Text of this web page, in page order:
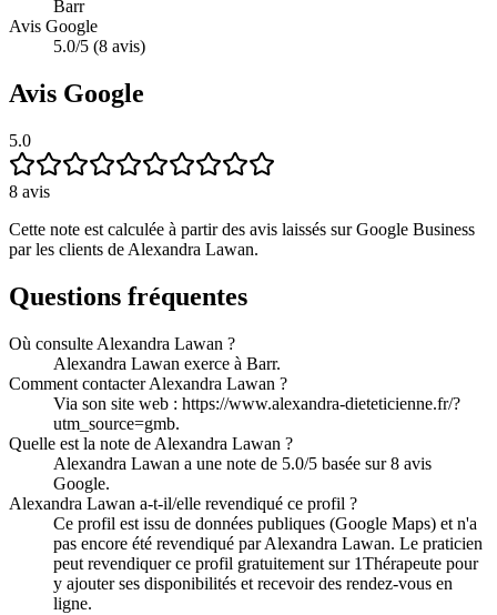
Barr
Avis Google
5.0/5 (8 avis)
Avis Google
5.0
8 avis
Cette note est calculée à partir des avis laissés sur Google Business
par les clients de Alexandra Lawan.
Questions fréquentes
Où consulte Alexandra Lawan ?
Alexandra Lawan exerce à Barr.
Comment contacter Alexandra Lawan ?
Via son site web : https://www.alexandra-dieteticienne.fr/?
utm_source=gmb.
Quelle est la note de Alexandra Lawan ?
Alexandra Lawan a une note de 5.0/5 basée sur 8 avis
Google.
Alexandra Lawan a-t-il/elle revendiqué ce profil ?
Ce profil est issu de données publiques (Google Maps) et n'a
pas encore été revendiqué par Alexandra Lawan. Le praticien
peut revendiquer ce profil gratuitement sur 1Thérapeute pour
y ajouter ses disponibilités et recevoir des rendez-vous en
ligne.